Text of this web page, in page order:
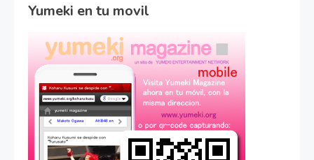
Yumeki en tu movil